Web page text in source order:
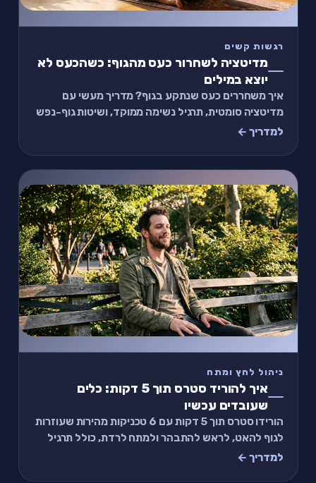
רגשות קשים
מדיטציה לשחרור כעס מהגוף: כשהכעס לא
יוצא במילים
איך משחררים כעס שנתקע בגוף? מדריך מעשי עם
מדיטציה סומטית, תרגיל נשימה ממוקד, ושיטות גוף-נפש
שעוזרות להוריד את הלחץ בלי לפגוע בעצמכם או באחרי
למדריך ←
ניהול לחץ ומתח
איך להוריד סטרס תוך 5 דקות: כלים
שעובדים עכשיו
הורידו סטרס תוך 5 דקות עם 6 טכניקות מהירות שעוזרות
לגוף להאט, לראש להתבהר ולמתח לרדת, כולל תרגיל
קצר שאפשר לעשות עכשיו גם באמצע יום לחוץ.
למדריך ←